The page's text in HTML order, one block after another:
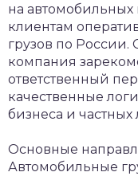
на автомобильных
клиентам
грузов по России.
компания
ответственный
качественные
бизнеса и частных
Основные
Автомобильные